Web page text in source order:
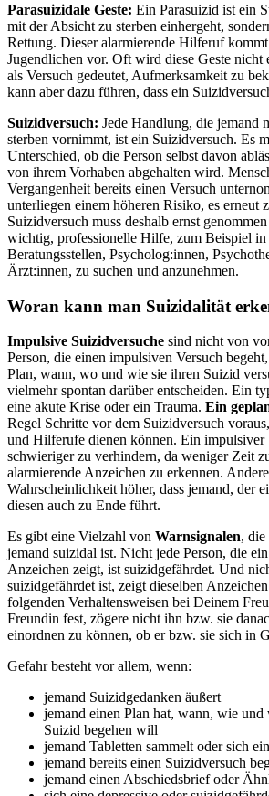
Parasuizidale Geste: Ein Parasuizid ist ein
mit der Absicht zu sterben einhergeht,
Rettung. Dieser alarmierende Hilferuf
Jugendlichen vor. Oft wird diese Geste nicht
als Versuch gedeutet, Aufmerksamkeit zu
kann aber dazu führen, dass ein
Suizidversuch: Jede Handlung, die jemand
sterben vornimmt, ist ein Suizidversuch. Es
Unterschied, ob die Person selbst davon
von ihrem Vorhaben abgehalten wird.
Vergangenheit bereits einen Versuch
unterliegen einem höheren Risiko, es erneut
Suizidversuch muss deshalb ernst
wichtig, professionelle Hilfe, zum Beispiel
Beratungsstellen, Psycholog:innen,
Ärzt:innen, zu suchen und anzunehmen.
Woran kann man Suizidalität
Impulsive Suizidversuche sind nicht von
Person, die einen impulsiven Versuch
Plan, wann, wo und wie sie ihren Suizid
vielmehr spontan darüber entscheiden. Ein
eine akute Krise oder ein Trauma. Ein
Regel Schritte vor dem Suizidversuch
und Hilferufe dienen können. Ein impulsiver
schwieriger zu verhindern, da weniger Zeit
alarmierende Anzeichen zu erkennen.
Wahrscheinlichkeit höher, dass jemand, der
diesen auch zu Ende führt.
Es gibt eine Vielzahl von Warnsignalen, die
jemand suizidal ist. Nicht jede Person, die
Anzeichen zeigt, ist suizidgefährdet. Und
suizidgefährdet ist, zeigt dieselben
folgenden Verhaltensweisen bei Deinem
Freundin fest, zögere nicht ihn bzw. sie
einordnen zu können, ob er bzw. sie sich in
Gefahr besteht vor allem, wenn:
jemand Suizidgedanken äußert
jemand einen Plan hat, wann, wie und
Suizid begehen will
jemand Tabletten sammelt oder sich
jemand bereits einen Suizidversuch
jemand einen Abschiedsbrief oder